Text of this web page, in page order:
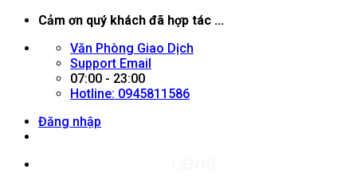
ChuyểnCảm ơn quý khách đã hợp tác ...
Văn Phòng Giao Dịch
Support Email
07:00 - 23:00
Hotline: 0945811586
Đăng nhập